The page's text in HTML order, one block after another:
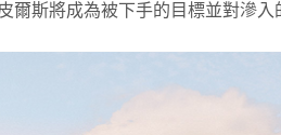
爾斯將成為被下手的目標並對滲入